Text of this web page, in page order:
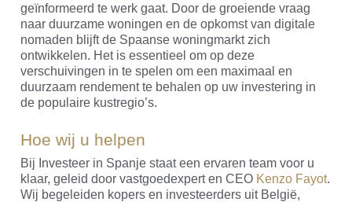
geïnformeerd te werk gaat. Door de groeiende vraag
naar duurzame woningen en de opkomst van digitale
nomaden blijft de Spaanse woningmarkt zich
ontwikkelen. Het is essentieel om op deze
verschuivingen in te spelen om een maximaal en
duurzaam rendement te behalen op uw investering in
de populaire kustregio’s.
Hoe wij u helpen
Bij Investeer in Spanje staat een ervaren team voor u
klaar, geleid door vastgoedexpert en CEO Kenzo Fayot.
Wij begeleiden kopers en investeerders uit België,